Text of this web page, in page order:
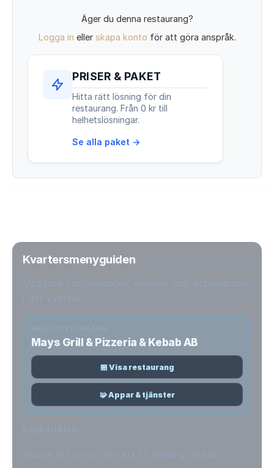
Äger du denna restaurang?
Logga in eller skapa konto för att göra anspråk.
PRISER & PAKET
Hitta rätt lösning för din
restaurang. Från 0 kr till
helhetslösningar.
Se alla paket →
Kvartersmenyguiden
Mays Grill & Pizzeria & Kebab AB
🏪 Visa restaurang
🧩 Appar & tjänster